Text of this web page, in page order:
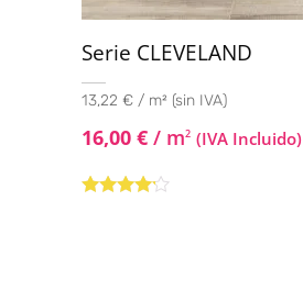
Serie CLEVELAND
13,22 € / m² (sin IVA)
16,00 € / m2 (IVA Incluido)